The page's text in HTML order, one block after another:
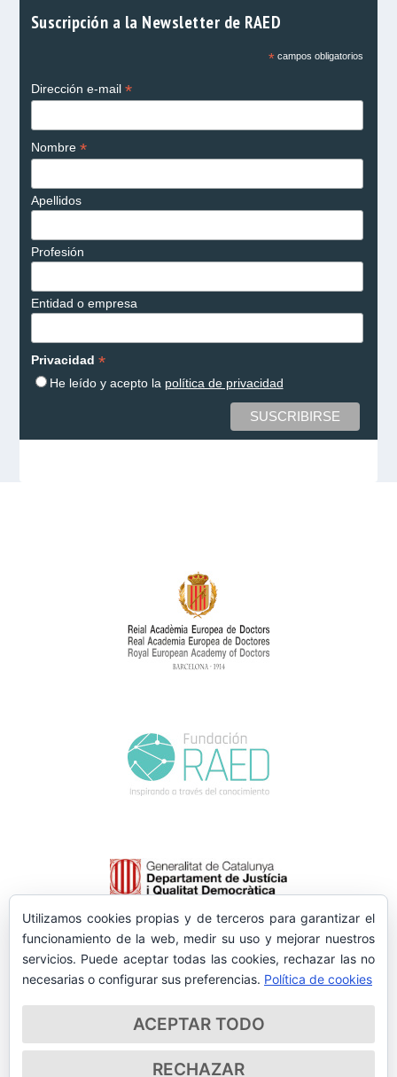
Suscripción a la Newsletter de RAED
*campos obligatorios
Dirección e-mail *
Nombre *
Apellidos
Profesión
Entidad o empresa
Privacidad *
He leído y acepto la política de privacidad
Utilizamos cookies propias y de terceros para garantizar el
funcionamiento de la web, medir su uso y mejorar nuestros
servicios. Puede aceptar todas las cookies, rechazar las no
necesarias o configurar sus preferencias. Política de cookies
ACEPTAR TODO
RECHAZAR